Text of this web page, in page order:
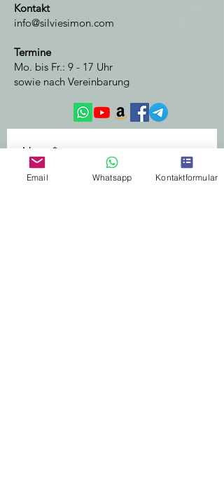
Kontakt
info@silviesimon.com
Termine
Mo. bis Fr.: 9 - 17 Uhr
sowie nach Vereinbarung
Email Whatsapp Kontaktformular